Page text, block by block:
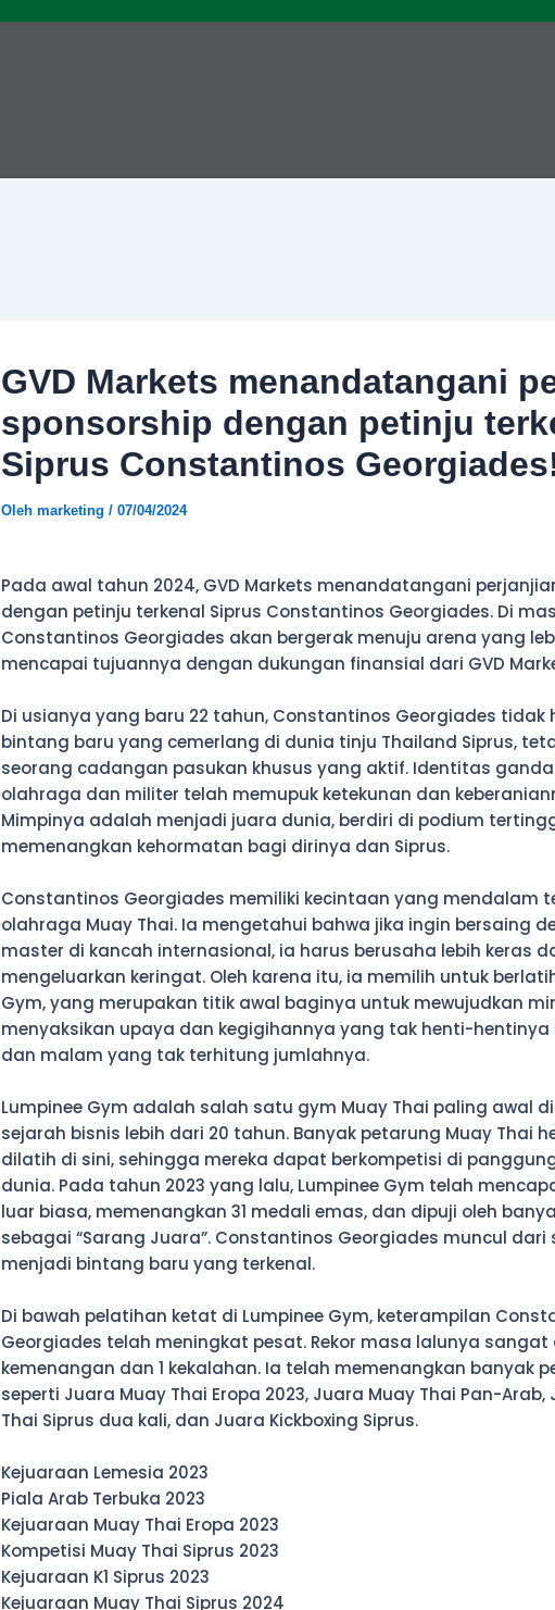
GVD Markets menandatangani
sponsorship dengan petinju
Siprus Constantinos
Oleh marketing / 07/04/2024
Pada awal tahun 2024, GVD Markets menandatangani
dengan petinju terkenal Siprus Constantinos Georgiades. Di
Constantinos Georgiades akan bergerak menuju arena yang
mencapai tujuannya dengan dukungan finansial dari GVD
Di usianya yang baru 22 tahun, Constantinos Georgiades tidak
bintang baru yang cemerlang di dunia tinju Thailand Siprus,
seorang cadangan pasukan khusus yang aktif. Identitas
olahraga dan militer telah memupuk ketekunan dan
Mimpinya adalah menjadi juara dunia, berdiri di podium
memenangkan kehormatan bagi dirinya dan Siprus.
Constantinos Georgiades memiliki kecintaan yang mendalam
olahraga Muay Thai. Ia mengetahui bahwa jika ingin bersaing
master di kancah internasional, ia harus berusaha lebih keras
mengeluarkan keringat. Oleh karena itu, ia memilih untuk
Gym, yang merupakan titik awal baginya untuk mewujudkan
menyaksikan upaya dan kegigihannya yang tak henti-
dan malam yang tak terhitung jumlahnya.
Lumpinee Gym adalah salah satu gym Muay Thai paling awal
sejarah bisnis lebih dari 20 tahun. Banyak petarung Muay Thai
dilatih di sini, sehingga mereka dapat berkompetisi di
dunia. Pada tahun 2023 yang lalu, Lumpinee Gym telah
luar biasa, memenangkan 31 medali emas, dan dipuji oleh
sebagai “Sarang Juara”. Constantinos Georgiades muncul dari
menjadi bintang baru yang terkenal.
Di bawah pelatihan ketat di Lumpinee Gym, keterampilan
Georgiades telah meningkat pesat. Rekor masa lalunya sangat
kemenangan dan 1 kekalahan. Ia telah memenangkan banyak
seperti Juara Muay Thai Eropa 2023, Juara Muay Thai Pan-Arab,
Thai Siprus dua kali, dan Juara Kickboxing Siprus.
Kejuaraan Lemesia 2023
Piala Arab Terbuka 2023
Kejuaraan Muay Thai Eropa 2023
Kompetisi Muay Thai Siprus 2023
Kejuaraan K1 Siprus 2023
Kejuaraan Muay Thai Siprus 2024